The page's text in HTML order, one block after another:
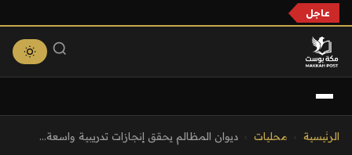
عاجل
الرئيسية محليات ديوان المظالم يحقق إنجازات تدريبية واسعة...